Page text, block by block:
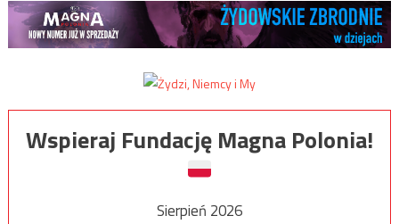
Wspieraj Fundację Magna Polonia!
Sierpień 2026